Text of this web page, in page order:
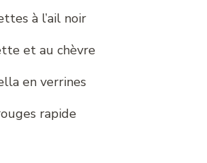
à l’ail noir
et au chèvre
en verrines
rapide